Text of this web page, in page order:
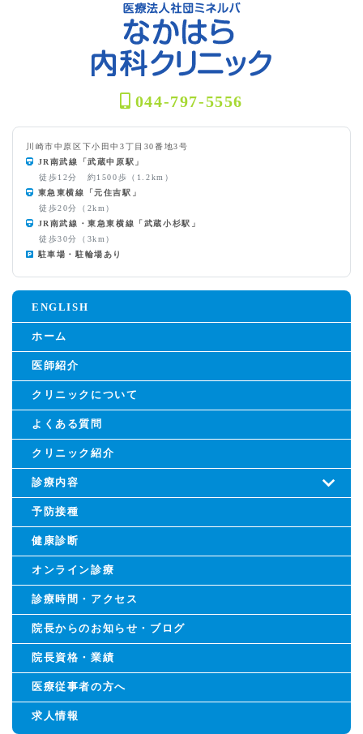
044-797-5556
川崎市中原区下小田中3丁目30番地3号
JR南武線「武蔵中原駅」
徒歩12分 約1500歩（1.2km）
東急東横線「元住吉駅」
徒歩20分（2km）
JR南武線・東急東横線「武蔵小杉駅」
徒歩30分（3km）
駐車場・駐輪場あり
ENGLISH
ホーム
医師紹介
クリニックについて
よくある質問
クリニック紹介
診療内容
予防接種
健康診断
オンライン診療
診療時間・アクセス
院長からのお知らせ・ブログ
院長資格・業績
医療従事者の方へ
求人情報